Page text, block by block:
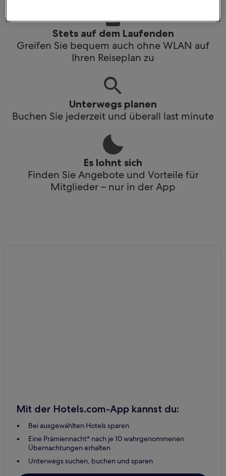
Stets auf dem Laufenden
Greifen Sie bequem auch ohne WLAN auf
Ihren Reiseplan zu
Unterwegs planen
Buchen Sie jederzeit und überall last minute
Es lohnt sich
Finden Sie Angebote und Vorteile für
Mitglieder – nur in der App
Mit der Hotels.com-App kannst du:
Bei ausgewählten Hotels sparen
Eine Prämiennacht* nach je 10 wahrgenommenen
Übernachtungen erhalten
Unterwegs suchen, buchen und sparen